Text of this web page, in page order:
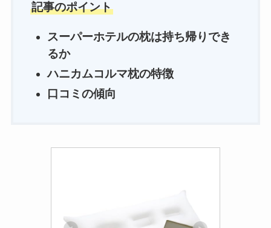
記事のポイント
スーパーホテルの枕は持ち帰り でき
るか
ハニカムコルマ枕の特徴
口コミの傾向